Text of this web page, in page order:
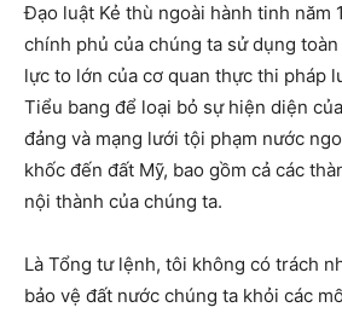
Đạo luật Kẻ thù ngoài hành tinh năm
chính phủ của chúng ta sử dụng
lực to lớn của cơ quan thực thi pháp
Tiểu bang để loại bỏ sự hiện diện
đảng và mạng lưới tội phạm nước
khốc đến đất Mỹ, bao gồm cả các
nội thành của chúng ta.
Là Tổng tư lệnh, tôi không có trách
bảo vệ đất nước chúng ta khỏi các